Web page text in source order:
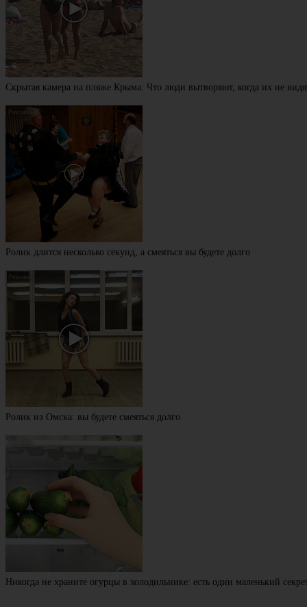
Скрытая камера на пляже Крыма: Что люди вытворяют, когда их не
Ролик длится несколько секунд, а смеяться вы будете долго
Ролик из Омска: вы будете смеяться долго
Никогда не храните огурцы в холодильнике: есть один маленький